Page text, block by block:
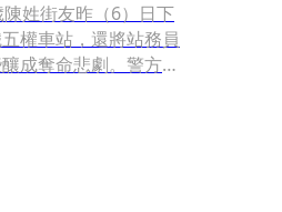
姓街友昨（6）日下
權車站，還將站務員
成奪命悲劇。警方昨